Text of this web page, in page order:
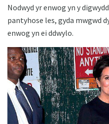
Nodwyd yr enwog yn y
pantyhose les, gyda mwgwd
enwog yn ei ddwylo.